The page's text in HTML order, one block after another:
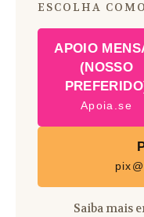
ESCOLHA
APOIO
(NOSSO
Apoia.se
Saiba mais